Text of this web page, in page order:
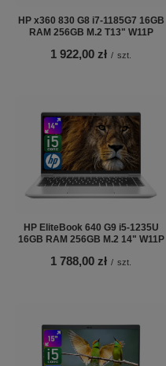
HP x360 830 G8 i7-1185G7 16GB
RAM 256GB M.2 T13" W11P
1 922,00 zł / szt.
HP EliteBook 640 G9 i5-1235U
16GB RAM 256GB M.2 14" W11P
1 788,00 zł / szt.